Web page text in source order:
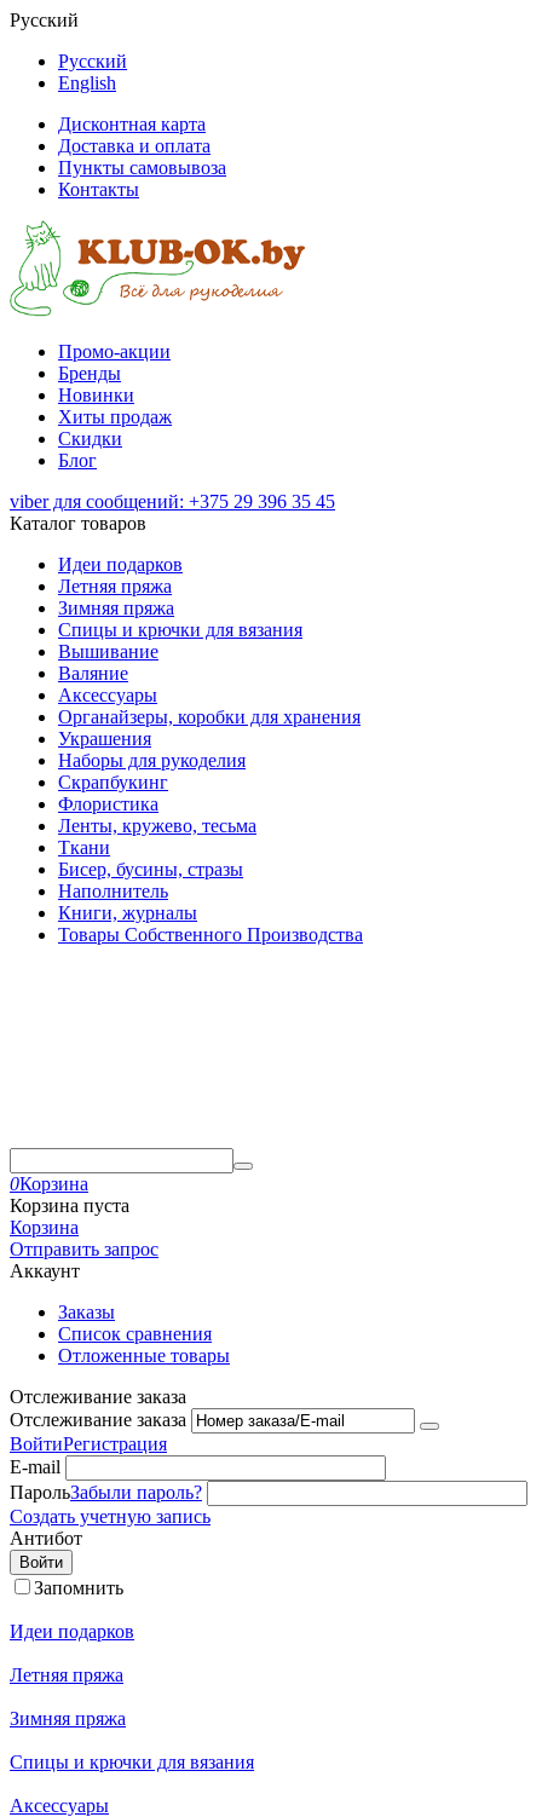
Русский
Русский
English
Дисконтная карта
Доставка и оплата
Пункты самовывоза
Контакты
Промо-акции
Бренды
Новинки
Хиты продаж
Скидки
Блог
viber для сообщений: +375 29 396 35 45
Каталог товаров
Идеи подарков
Летняя пряжа
Зимняя пряжа
Спицы и крючки для вязания
Вышивание
Валяние
Аксессуары
Органайзеры, коробки для хранения
Украшения
Наборы для рукоделия
Скрапбукинг
Флористика
Ленты, кружево, тесьма
Ткани
Бисер, бусины, стразы
Наполнитель
Книги, журналы
Товары Собственного Производства
0Корзина
Корзина пуста
Корзина
Отправить запрос
Аккаунт
Заказы
Список сравнения
Отложенные товары
Отслеживание заказа
Отслеживание заказа
ВойтиРегистрация
E-mail
ПарольЗабыли пароль?
Создать учетную запись
Антибот
Войти
Запомнить
Идеи подарков
Летняя пряжа
Зимняя пряжа
Спицы и крючки для вязания
Аксессуары